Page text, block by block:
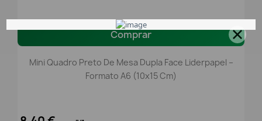
Comprar
Mini Quadro Preto De Mesa Dupla Face Liderpapel –
Formato A6 (10x15 Cm)